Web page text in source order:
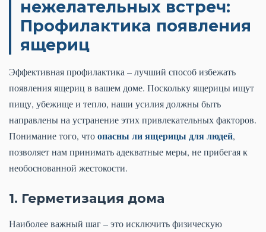
нежелательных встреч:
Профилактика появления
ящериц
Эффективная профилактика – лучший способ избежать
появления ящериц в вашем доме. Поскольку ящерицы ищут
пищу, убежище и тепло, наши усилия должны быть
направлены на устранение этих привлекательных факторов.
Понимание того, чтоопасны ли ящерицы для людей,
позволяет нам принимать адекватные меры, не прибегая к
необоснованной жестокости.
1. Герметизация дома
Наиболее важный шаг – это исключить физическую